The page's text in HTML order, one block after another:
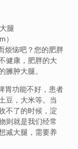
）
恼吧？您的肥胖
健康，肥胖的大
臃肿大腿。
功能不好，患者
豆，大米等。当
不了的时候，淀
则就是我们经常
减大腿，需要养